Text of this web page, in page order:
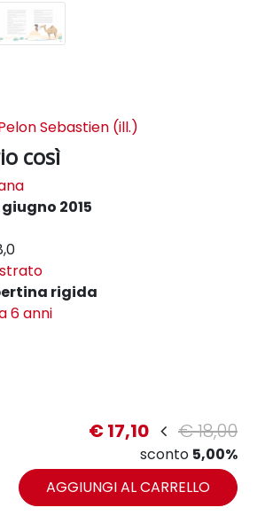
Sebastien (ill.)
così
giugno 2015
rigida
6 anni
€ 17,10 € 18,00
sconto 5,00%
AGGIUNGI AL CARRELLO